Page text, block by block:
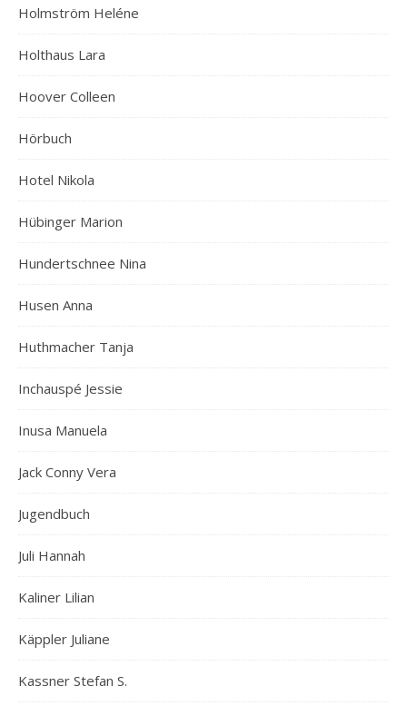
Holmström Heléne
Holthaus Lara
Hoover Colleen
Hörbuch
Hotel Nikola
Hübinger Marion
Hundertschnee Nina
Husen Anna
Huthmacher Tanja
Inchauspé Jessie
Inusa Manuela
Jack Conny Vera
Jugendbuch
Juli Hannah
Kaliner Lilian
Käppler Juliane
Kassner Stefan S.